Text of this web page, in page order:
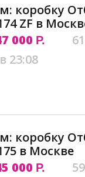
коробку
ZF в
000 Р.
23:08
коробку
в Москве
000 Р.